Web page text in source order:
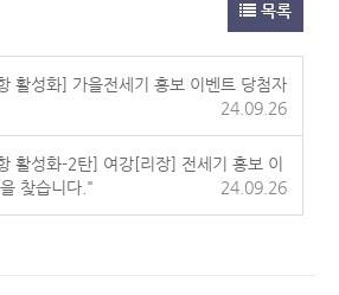
목록
활성화] 가을전세기 홍보 이벤트 당첨자
24.09.26
활성화-2탄] 여강[리장] 전세기 홍보 이
찾습니다."
24.09.26